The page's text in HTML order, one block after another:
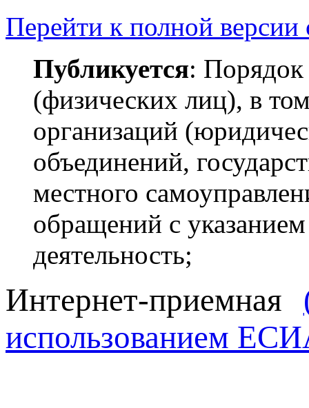
Перейти к полной версии
Публикуется:
(физических лиц), в
организаций
объединений,
местного
обращений с
деятельность;
Интернет-приемная
использованием